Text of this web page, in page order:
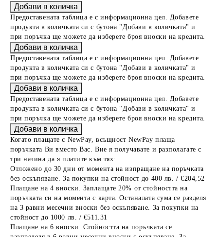
Предоставената таблица е с информационна цел. Добавете
продукта в количката си с бутона "Добави в количката" и
при поръчка ще можете да изберете броя вноски на кредита.
Предоставената таблица е с информационна цел. Добавете
продукта в количката си с бутона "Добави в количката" и
при поръчка ще можете да изберете броя вноски на кредита.
Предоставената таблица е с информационна цел. Добавете
продукта в количката си с бутона "Добави в количката" и
при поръчка ще можете да изберете броя вноски на кредита.
Когато плащате с NewPay, всъщност NewPay плаща
поръчката Ви вместо Вас. Вие я получавате и разполагате с
три начина да я платите към тях:
Отложено до 30 дни от момента на изпращане на поръчката
без оскъпяване. За покупки на стойност до 400 лв. / €204,52
Плащане на 4 вноски. Заплащате 20% от стойността на
поръчката си на момента с карта. Останалата сума се разделя
на 3 равни месечни вноски без оскъпяване. За покупки на
стойност до 1000 лв. / €511.31
Плащане на 6 вноски. Стойността на поръчката се